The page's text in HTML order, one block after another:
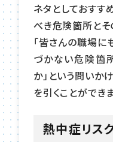
ネタとしておすす
べき危険箇所とそ
「皆さんの職場に
づかない危険箇
か」という問いか
を引くことができ
熱中症リス